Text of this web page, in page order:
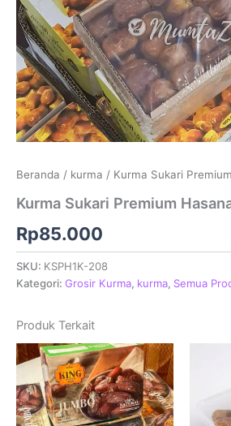
Beranda / kurma / Kurma Sukari
Kurma Sukari Premium
Rp85.000
SKU: KSPH1K-208
Kategori: Grosir Kurma, kurma, Semua
Produk Terkait